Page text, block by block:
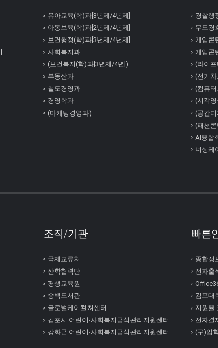
유아교육(학)과[3년제/4년제]
아동보육(학)과[2년제/4년제]
보건행정(학)과[3년제/4년제]
사회복지과
(보건복지(학)과[3년제/4년])
부동산과
철도경영과
경영학과
(마케팅경영과)
경찰행
무도경
게임콘
게임콘
(라이
(전기
(컴퓨
(시각
(공간
(패션
AI융합
너싱케
조직/기관
국제교류처
산학협력단
평생교육원
송백도서관
글로벌케이컬쳐센터
김포시 어린이∙사회복지급식관리지원센터
강화군 어린이∙사회복지급식관리지원센터
빠른
종합정
전자출
김포대
지원율
전자결
(구)입